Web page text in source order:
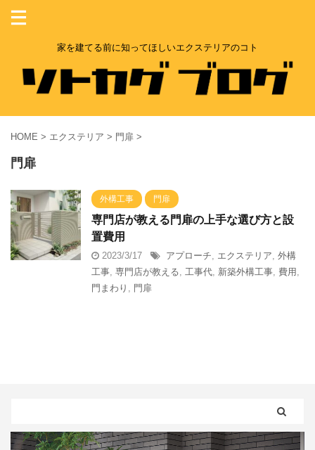
家を建てる前に知ってほしいエクステリアのコト
HOME > エクステリア > 門扉 >
門扉
外構工事 門扉
専門店が教える門扉の上手な選び方と設
置費用
2023/3/17 アプローチ エクステリア 外構
工事 専門店が教える 工事代 新築外構工事 費用
門まわり
門扉